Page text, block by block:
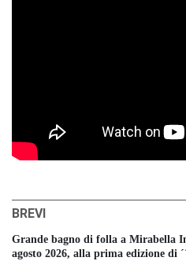
BREVI
Grande bagno di folla a Mirabella
agosto 2026, alla prima edizione di